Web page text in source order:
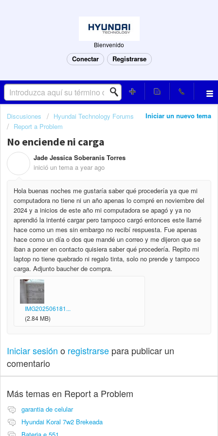
Bienvenido
Conectar Registrarse
Iniciar un nuevo tema
Discusiones
Hyundai Technology Forums
Report a Problem
No enciende ni carga
Jade Jessica Soberanis Torres
inició un tema a year ago
Hola buenas noches me gustaría saber qué procedería ya que mi
computadora no tiene ni un año apenas lo compré en noviembre del
2024 y a inicios de este año mi computadora se apagó y ya no
aprendió la intenté cargar pero tampoco cargó entonces este llamé
hace como un mes sin embargo no recibí respuesta. Fue apenas
hace como un día o dos que mandé un correo y me dijeron que se
iban a poner en contacto quisiera saber qué procedería. Repito mi
laptop no tiene quebrado ni regalo tinta, solo no prende y tampoco
carga. Adjunto baucher de compra.
IMG202506181...
(2.84 MB)
Iniciar sesión o registrarse para publicar un
comentario
Más temas en Report a Problem
garantia de celular
Hyundai Koral 7w2 Brekeada
Bateria e 551